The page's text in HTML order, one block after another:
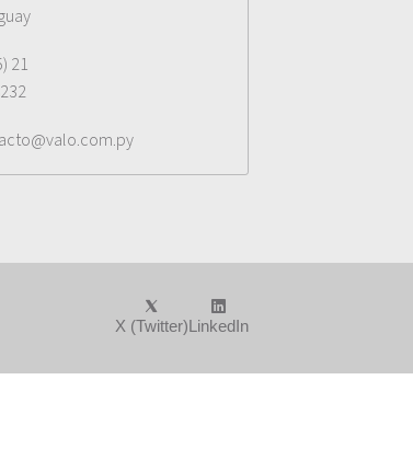
21
X (Twitter)LinkedIn